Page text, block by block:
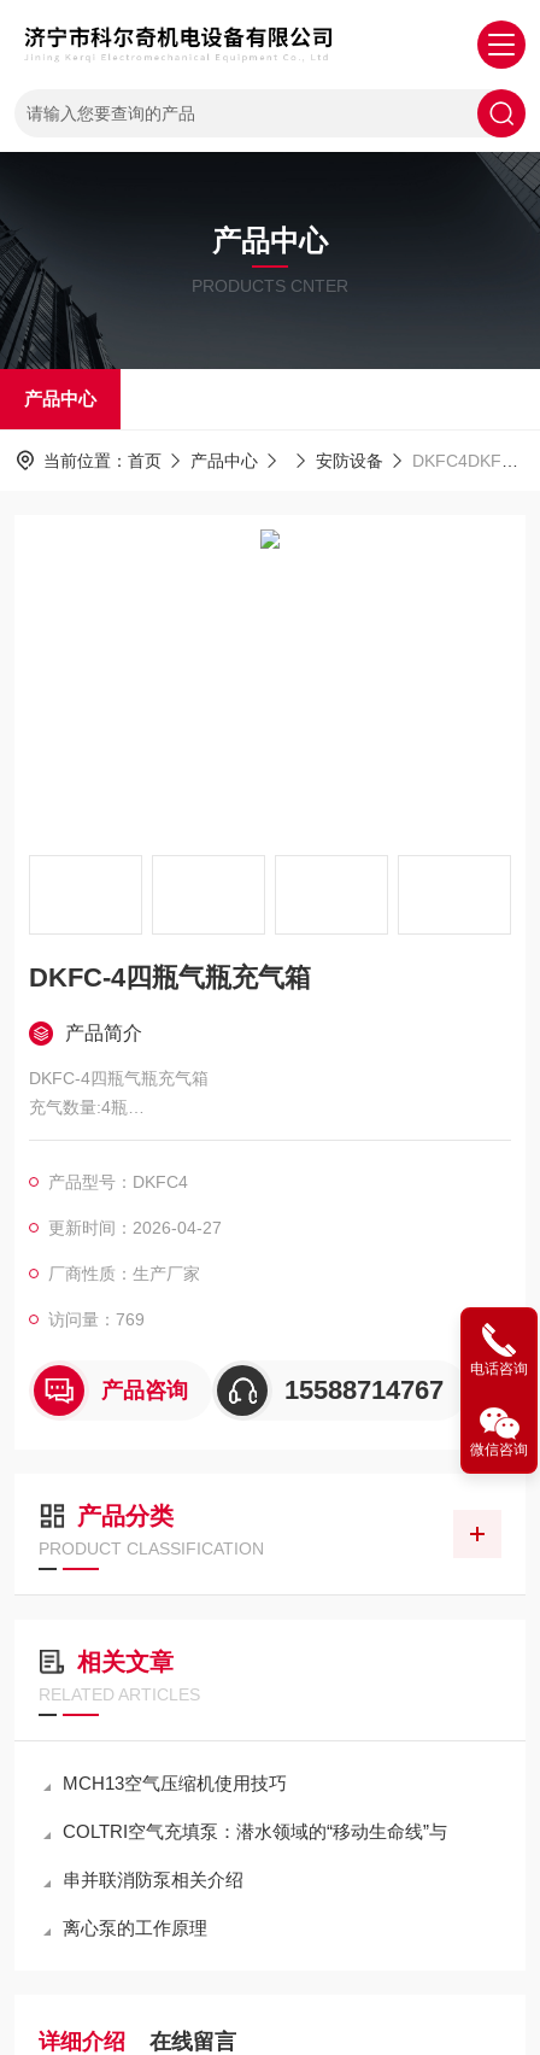
产品中心
PRODUCTS CNTER
产品中心
当前位置： 首页 产品中心 安防设备 DKFC4DKFC-4四瓶气瓶充气箱
DKFC-4四瓶气瓶充气箱
产品简介
DKFC-4四瓶气瓶充气箱
充气数量:4瓶
型号:TANK-BOX4
供应商：科尔奇中国有限公司
产品型号：DKFC4
更新时间：2026-04-27
厂商性质：生产厂家
访问量：769
产品咨询 15588714767
产品分类
PRODUCT CLASSIFICATION
相关文章
RELATED ARTICLES
MCH13空气压缩机使用技巧
COLTRI空气充填泵：潜水领域的“移动生命线”与
串并联消防泵相关介绍
离心泵的工作原理
详细介绍 在线留言
电话咨询
微信咨询